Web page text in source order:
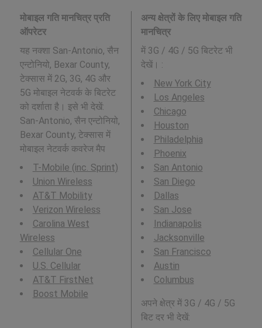
मोबाइल गति मानचित्र प्रति
ऑपरेटर
यह नक्शा San-Antonio, सैन
एन्टोनियो, Bexar County,
टेक्सास में 2G, 3G, 4G और
5G मोबाइल नेटवर्क के बिटरेट
को दर्शाता है। इसे भी देखें:
San-Antonio, सैन एन्टोनियो,
Bexar County, टेक्सास में
मोबाइल नेटवर्क कवरेज मैप
T-Mobile (inc. Sprint)
Union Wireless
AT&T Mobility
Verizon Wireless
Carolina West
Wireless
Cellular One
U.S. Cellular
AT&T FirstNet
Boost Mobile
अन्य क्षेत्रों के लिए मोबाइल गति
मानचित्र
में 3G / 4G / 5G बिटरेट भी
देखें। :
New York City
Los Angeles
Chicago
Houston
Philadelphia
Phoenix
San Antonio
San Diego
Dallas
San Jose
Indianapolis
Jacksonville
San Francisco
Austin
Columbus
अपने क्षेत्र में 3G / 4G / 5G
बिट दर भी देखें: